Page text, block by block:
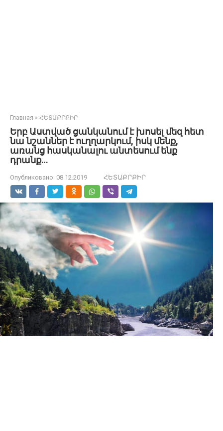
Главная » ՀԵՏԱՔՐՔԻՐ
Երբ Աստված ցանկանում է խոսել մեզ հետ
նա նշաններ է ուղղարկում, իսկ մենք,
առանց հասկանալու անտեսում ենք
դրանք…
Опубликовано: 08.12.2019 ՀԵՏԱՔՐՔԻՐ